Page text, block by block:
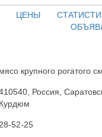
ЦЕНЫ
мясо крупного рогатого
Россия,
Курдюм
28-52-25